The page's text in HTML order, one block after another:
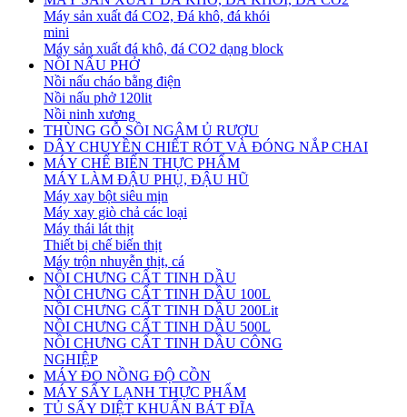
Máy sản xuất đá CO2, Đá khô, đá khói
mini
Máy sản xuất đá khô, đá CO2 dạng block
NỒI NẤU PHỞ
Nồi nấu cháo bằng điện
Nồi nấu phở 120lit
Nồi ninh xương
THÙNG GỖ SỒI NGÂM Ủ RƯỢU
DÂY CHUYỀN CHIẾT RÓT VÀ ĐÓNG NẮP CHAI
MÁY CHẾ BIẾN THỰC PHẨM
MÁY LÀM ĐẬU PHỤ, ĐẬU HŨ
Máy xay bột siêu mịn
Máy xay giò chả các loại
Máy thái lát thịt
Thiết bị chế biến thịt
Máy trộn nhuyễn thịt, cá
NỒI CHƯNG CẤT TINH DẦU
NỒI CHƯNG CẤT TINH DẦU 100L
NỒI CHƯNG CẤT TINH DẦU 200Lit
NỒI CHƯNG CẤT TINH DẦU 500L
NỒI CHƯNG CẤT TINH DẦU CÔNG
NGHIỆP
MÁY ĐO NỒNG ĐỘ CỒN
MÁY SẤY LẠNH THỰC PHẨM
TỦ SẤY DIỆT KHUẨN BÁT ĐĨA